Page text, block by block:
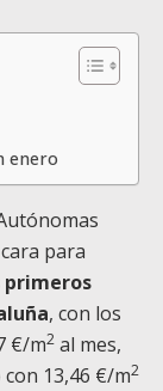
enero
para
primeros
, con los
€/m2 al mes,
13,46 €/m2